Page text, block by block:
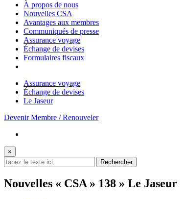
À propos de nous
Nouvelles CSA
Avantages aux membres
Communiqués de presse
Assurance voyage
Échange de devises
Formulaires fiscaux
Assurance voyage
Échange de devises
Le Jaseur
Devenir Membre / Renouveler
×
Nouvelles « CSA » 138 » Le Jaseur